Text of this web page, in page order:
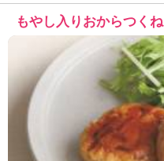
もやし入りおからつくね